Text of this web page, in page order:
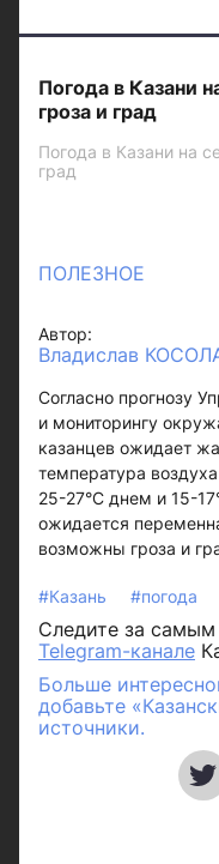
Погода в Казани
гроза и град
Погода в Казани на
град
ПОЛЕЗНОЕ
Автор:
Владислав
Согласно прогнозу
и мониторингу
казанцев ожидает
температура
25-27°С днем и 15-
ожидается
возможны гроза и
#Казань #погода
Следите за
Telegram-канале
Больше
добавьте
источники.